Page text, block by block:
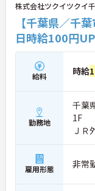
株式会社ツクイツクイ
【千葉県／千
日時給100円
給料 時給
勤務地
千葉
1F
ＪＲ
雇用形態 非常